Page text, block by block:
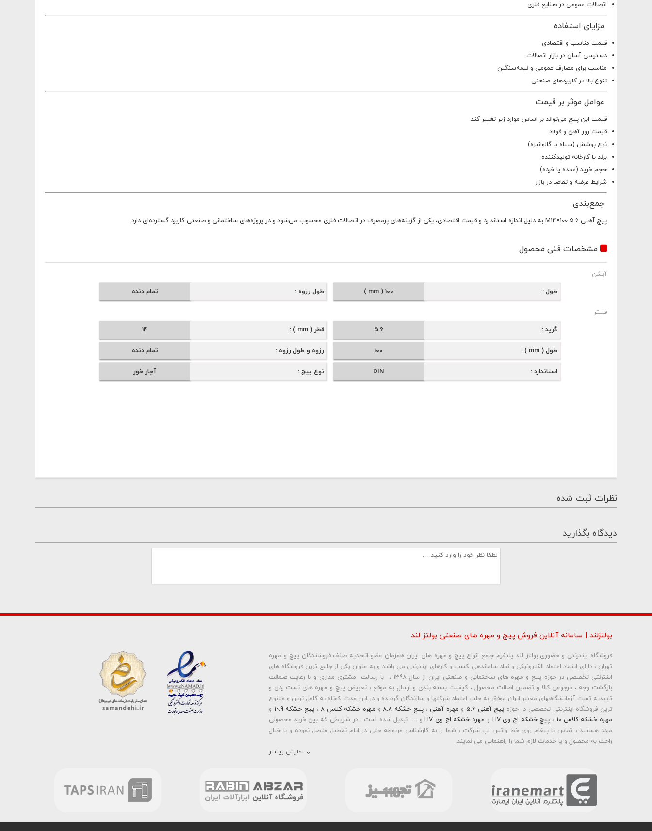
اتصالات عمومی در صنایع فلزی
مزایای استفاده
قیمت مناسب و اقتصادی
دسترسی آسان در بازار اتصالات
مناسب برای مصارف عمومی و نیمه‌سنگین
تنوع بالا در کاربردهای صنعتی
عوامل موثر بر قیمت
قیمت این پیچ می‌تواند بر اساس موارد زیر تغییر کند:
قیمت روز آهن و فولاد
نوع پوشش (سیاه یا گالوانیزه)
برند یا کارخانه تولیدکننده
حجم خرید (عمده یا خرده)
شرایط عرضه و تقاضا در بازار
جمع‌بندی
پیچ آهنی 5.6 M14×100 به دلیل اندازه استاندارد و قیمت اقتصادی، یکی از گزینه‌های پرمصرف در اتصالات فلزی محسوب می‌شود و در پروژه‌های ساختمانی و صنعتی کاربرد گسترده‌ای دارد.
مشخصات فنی محصول
آپشن
طول
100 ( mm ) طول رزوه تمام دنده
فلیتر
گرید
5.6 قطر ( mm ) 14
طول ( mm ) 100 رزوه و طول رزوه تمام دنده
استاندارد DIN نوع پیچ آچار خور
نظرات ثبت شده
دیدگاه بگذارید
شماره تلفن و ایمیل شما نمایش داده نخواهد شد.
ارسال دیدگاه
بولتزلند | سامانه آنلاین فروش پیچ و مهره های صنعتی بولتز لند
فروشگاه اینترنتی و حضوری بولتز لند پلتفرم جامع انواع پیچ و مهره های ایران همزمان عضو اتحادیه صنف فروشندگان پیچ و مهره
تهران ، دارای اینماد اعتماد الکترونیکی و نماد ساماندهی کسب و کارهای اینترنتی می باشد و به عنوان یکی از جامع ترین فروشگاه های
اینترنتی تخصصی در حوزه پیچ و مهره های ساختمانی و صنعتی ایران از سال 1398 ، با رسالت مشتری مداری و با رعایت ضمانت
بازگشت وجه ، مرجوعی کالا و تضمین اصالت محصول ، کیفیت بسته بندی و ارسال به موقع ، تعویض پیچ و مهره های تست ردی و
تاییدیه تست آزمایشگاههای معتبر ایران موفق به جلب اعتماد شرکتها و سازندگان گردیده و در این مدت کوتاه به کامل ترین و متنوع
ترین فروشگاه اینترنتی تخصصی در حوزه پیچ آهنی 5.6 و مهره آهنی ،پیچ خشکه 8.8 و مهره خشکه کلاس 8 ،پیچ خشکه 10.9
و
مهره خشکه کلاس 10
، پیچ خشکه اچ وی HV و مهره خشکه اچ وی HV
و ... تبدیل شده است . در شرایطی که بین خرید محصولی
مردد هستید ، تماس یا پیغام روی خط واتس اپ شرکت ، شما را به کارشناس مربوطه حتی در ایام تعطیل متصل نموده و با خیال
راحت به محصول و یا خدمات لازم شما را راهنمایی می نمایند.
پیچ کناف
و
اینترنتی و عرضه خدمات به قیمت روز و رقابتی به مشتریان محترم می باشد . در فروشگاه اینترنتی و حضوری رابین ابزار شما مشتری
محترم در هر ساعت از شبانه روز به راحتی و با خیال آسوده می توانید با سفارش انواع پیچ و مهره های آهنی ، پیچ و مهره های
خشکه 8.8 ، پیچ و مهره های خشکه 10.9 ، پیچ و مهره های خشکه اچ وی HV ، واشر فنری ، واشر آهنی و واشر خشکه کلاس 10 اقدام
) و نیز پرداخت در محل به شما این امکان را خواهد داد تا به راحتی و سهولت خرید خود را انجام دهید . هم چنین بولتز لند با فروش
نمایش بیشتر